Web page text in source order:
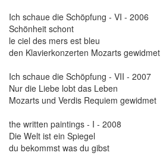
Ich schaue die Schöpfung - VI - 2006
Schönheit schont
le ciel des mers est bleu
den Klavierkonzerten Mozarts gewidmet
Ich schaue die Schöpfung - VII - 2007
Nur die Liebe lobt das Leben
Mozarts und Verdis Requiem gewidmet
the written paintings - I - 2008
Die Welt ist ein Spiegel
du bekommst was du gibst